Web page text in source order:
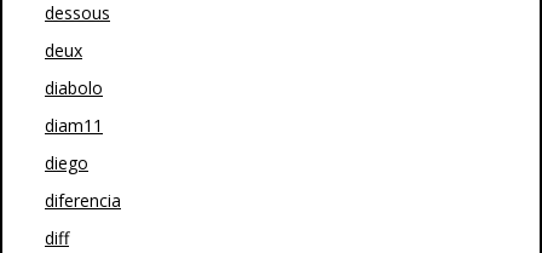
dessous
deux
diabolo
diam11
diego
diferencia
diff